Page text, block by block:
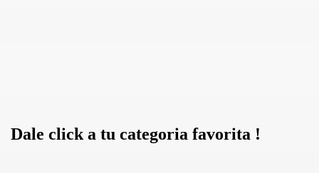
Dale click a tu categoria favorita !